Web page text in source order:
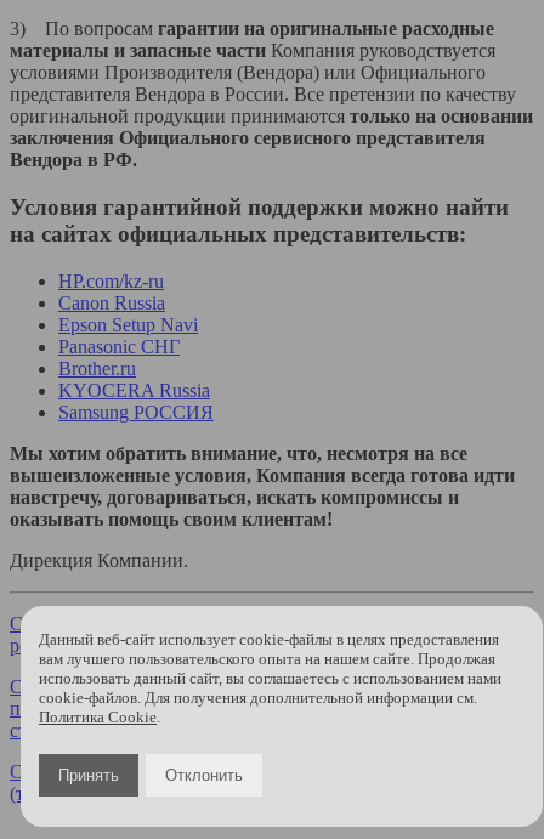
3) По вопросам гарантии на оригинальные расходные
материалы и запасные части Компания руководствуется
условиями Производителя (Вендора) или Официального
представителя Вендора в России. Все претензии по качеству
оригинальной продукции принимаются только на основании
заключения Официального сервисного представителя
Вендора в РФ.
Условия гарантийной поддержки можно найти
на сайтах официальных представительств:
HP.com/kz-ru
Сanon Russia
Epson Setup Navi
Panasonic СНГ
Brother.ru
KYOCERA Russia
Samsung РОССИЯ
Мы хотим обратить внимание, что, несмотря на все
вышеизложенные условия, Компания всегда готова идти
навстречу, договариваться, искать компромиссы и
оказывать помощь своим клиентам!
Дирекция Компании.
Скачать "Бланк возврата и обмена продукции форма №2
редакция от 10.11.2015"
Скачать "Бланк претензий по качеству технических
продуктов (чернил, ПЗК, СНПЧ, картриджей и чипов для
струйных картриджей и СНПЧ)."
Скачать "Бланк претензий по качеству технических продуктов
(тонеров, фотовалов, чипов и т.д.)"
Данный веб-сайт использует cookie-файлы в целях предоставления
вам лучшего пользовательского опыта на нашем сайте. Продолжая
использовать данный сайт, вы соглашаетесь с использованием нами
cookie-файлов. Для получения дополнительной информации см.
Политика Cookie.
Принять Отклонить